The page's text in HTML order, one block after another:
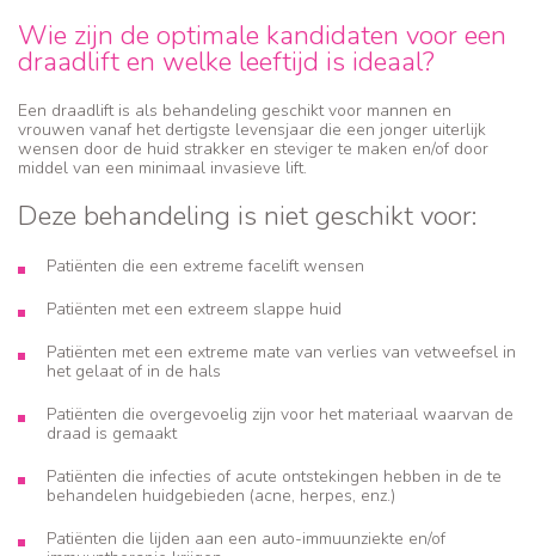
Wie zijn de optimale kandidaten voor een
draadlift en welke leeftijd is ideaal?
Een draadlift is als behandeling geschikt voor mannen en
vrouwen vanaf het dertigste levensjaar die een jonger uiterlijk
wensen door de huid strakker en steviger te maken en/of door
middel van een minimaal invasieve lift.
Deze behandeling is niet geschikt voor:
Patiënten die een extreme facelift wensen
Patiënten met een extreem slappe huid
Patiënten met een extreme mate van verlies van vetweefsel in
het gelaat of in de hals
Patiënten die overgevoelig zijn voor het materiaal waarvan de
draad is gemaakt
Patiënten die infecties of acute ontstekingen hebben in de te
behandelen huidgebieden (acne, herpes, enz.)
Patiënten die lijden aan een auto-immuunziekte en/of